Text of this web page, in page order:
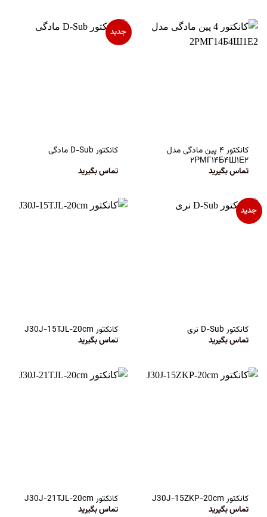
کانکتور ۴ پین مادگی مدل
۲РМГ۱۴Б۴Ш۱Е۲
تماس بگیرید
جدید
کانکتور D-Sub مادگی
تماس بگیرید
جدید
کانکتور D-Sub نری
تماس بگیرید
کانکتور J30J-15TJL-20cm
تماس بگیرید
کانکتور J30J-15ZKP-20cm
تماس بگیرید
کانکتور J30J-21TJL-20cm
تماس بگیرید